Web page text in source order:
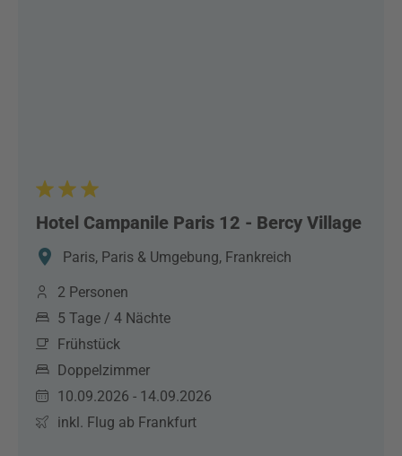
Hotel Campanile Paris 12 - Bercy Village
Paris, Paris & Umgebung, Frankreich
2 Personen
5 Tage / 4 Nächte
Frühstück
Doppelzimmer
10.09.2026 - 14.09.2026
inkl. Flug ab Frankfurt